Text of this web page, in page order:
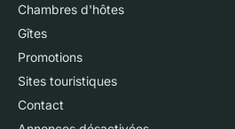
Chambres d'hôtes
Gîtes
Promotions
Sites touristiques
Contact